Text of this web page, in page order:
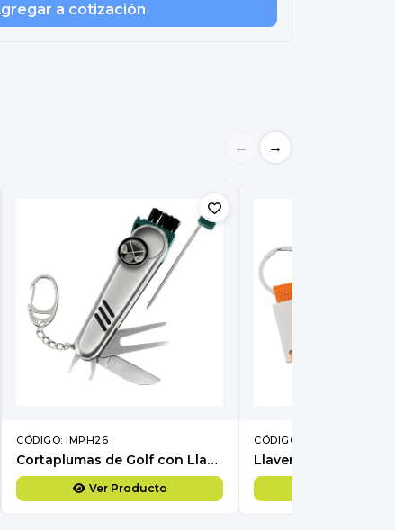
a cotización
← →
CÓDIGO: IMPH26
Cortaplumas de Golf con Llavero
Ver Producto
CÓDIGO: IMPK29
Llavero Metálico